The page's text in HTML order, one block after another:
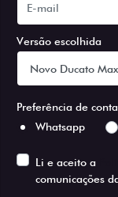
Versão escolhida
Preferência de
Whatsapp
Li e aceito a
comunicações